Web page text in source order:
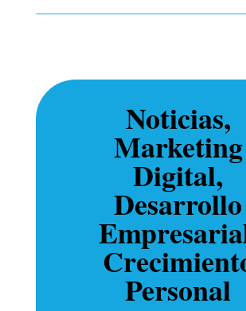
Noticias,
Marketing
Digital,
Desarrollo
Personal